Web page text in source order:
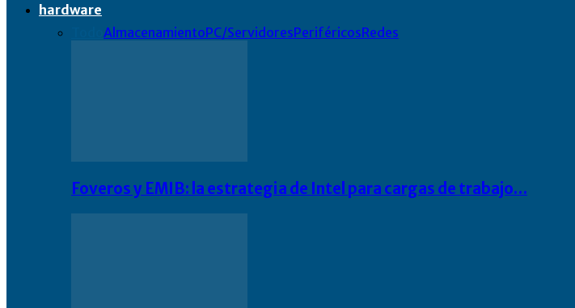
hardware
AlmacenamientoPC/ServidoresPeriféricosRedes
Foveros y EMIB: la estrategia de Intel para cargas de trabajo…